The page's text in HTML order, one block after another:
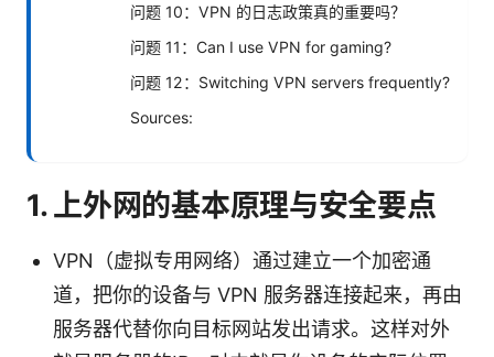
问题 10：VPN 的日志政策真的重要吗？
问题 11：Can I use VPN for gaming?
问题 12：Switching VPN servers frequently?
Sources:
1. 上外网的基本原理与安全要点
VPN（虚拟专用网络）通过建立一个加密通
道，把你的设备与 VPN 服务器连接起来，再由
服务器代替你向目标网站发出请求。这样对外